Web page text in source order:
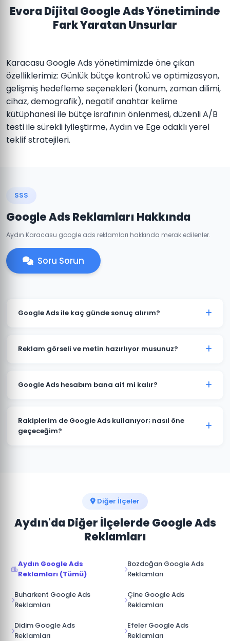
Evora Dijital Google Ads Yönetiminde
Fark Yaratan Unsurlar
Karacasu Google Ads yönetimimizde öne çıkan
özelliklerimiz: Günlük bütçe kontrolü ve optimizasyon,
gelişmiş hedefleme seçenekleri (konum, zaman dilimi,
cihaz, demografik), negatif anahtar kelime
kütüphanesi ile bütçe israfının önlenmesi, düzenli A/B
testi ile sürekli iyileştirme, Aydın ve Ege odaklı yerel
teklif stratejileri.
SSS
Google Ads Reklamları Hakkında
Aydın Karacasu google ads reklamları hakkında merak edilenler.
Soru Sorun
Google Ads ile kaç günde sonuç alırım?
kampanyası genellikle 7-14 gün içinde anlamlı trafik
Reklam görseli ve metin hazırlıyor musunuz?
metinleri, görsel tasarımlar ve video reklamlar dahil
Google Ads hesabım bana ait mi kalır?
müşterimize aittir. Ajans erişimi yönetici (admin)
seviyesinde değil, reklam yöneticisi seviyesinde
Rakiplerim de Google Ads kullanıyor; nasıl öne
geçeceğim?
yöneterek üstünlük sağlıyoruz.
Diğer İlçeler
Aydın'da Diğer İlçelerde Google Ads
Reklamları
Aydın Google Ads
Reklamları (Tümü)
Bozdoğan Google Ads
Reklamları
Buharkent Google Ads
Reklamları
Çine Google Ads
Reklamları
Didim Google Ads
Reklamları
Efeler Google Ads
Reklamları